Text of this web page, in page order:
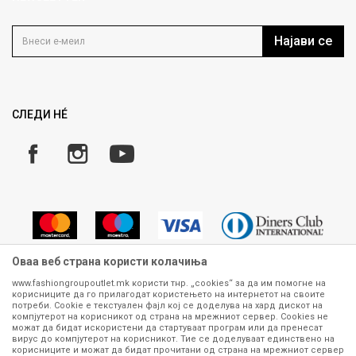
Кариера
Како да купите
Замена и рефундација на производи
Плаќање
Најави се
СЛЕДИ НÉ
Сите информации околу производите кои се изложени на нашата
онлајн продавница се стремиме да бидат конкретни, точни и прецизни,
меѓутоа не можеме да гарантираме дека се без ниту една грешка или
пак дека сите производи во моментот се достапни на залиха.
Оваа веб страна користи колачиња
www.fashiongroupoutlet.mk користи тнр. „cookies“ за да им помогне на
корисниците да го прилагодат користењето на интернетот на своите
потреби. Cookie е текстуален фајл кој се доделува на хард дискот на
компјутерот на корисникот од страна на мрежниот сервер. Cookies не
можат да бидат искористени да стартуваат програм или да пренесат
вирус до компјутерот на корисникот. Тие се доделуваат единствено на
корисниците и можат да бидат прочитани од страна на мрежниот сервер